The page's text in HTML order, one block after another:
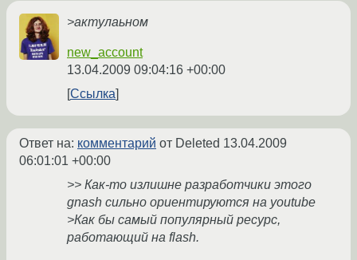
>актулаьном
new_account
13.04.2009 09:04:16 +00:00
Ссылка
Ответ на: комментарий от Deleted 13.04.2009
06:01:01 +00:00
>> Как-то излишне разработчики этого
gnash сильно ориентируются на youtube
>Как бы самый популярный ресурс,
работающий на flash.